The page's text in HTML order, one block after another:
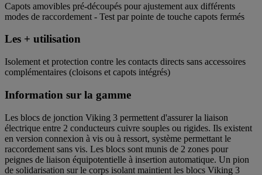
Capots amovibles pré-découpés pour ajustement aux différents
modes de raccordement - Test par pointe de touche capots fermés
Les + utilisation
Isolement et protection contre les contacts directs sans accessoires
complémentaires (cloisons et capots intégrés)
Information sur la gamme
Les blocs de jonction Viking 3 permettent d'assurer la liaison
électrique entre 2 conducteurs cuivre souples ou rigides. Ils existent
en version connexion à vis ou à ressort, système permettant le
raccordement sans vis. Les blocs sont munis de 2 zones pour
peignes de liaison équipotentielle à insertion automatique. Un pion
de solidarisation sur le corps isolant maintient les blocs Viking 3